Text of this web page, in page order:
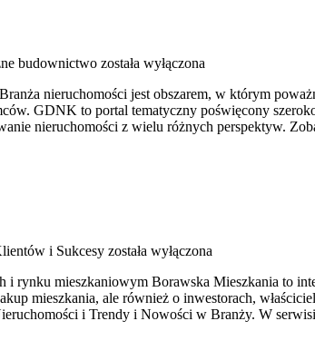
budownictwo została wyłączona
nieruchomości jest obszarem, w którym
GDNK to portal tematyczny poświęcony
nieruchomości z wielu różnych perspektyw.
i Sukcesy została wyłączona
rynku mieszkaniowym Borawska Mieszkania to
mieszkania, ale również o inwestorach,
i Trendy i Nowości w Branży. W